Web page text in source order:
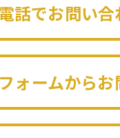
話でお問い
ォームから